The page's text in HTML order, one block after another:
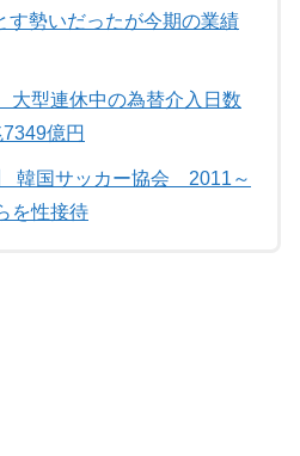
す勢いだったが今期の業績
大型連休中の為替介入日数
億円
韓国サッカー協会 2011～
を性接待